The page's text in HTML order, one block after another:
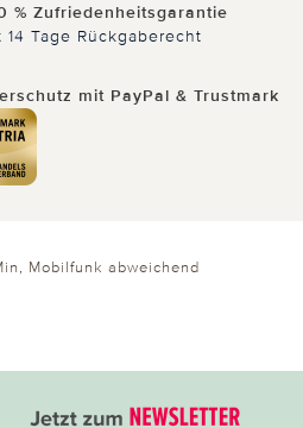
% Zufriedenheitsgarantie
14 Tage Rückgaberecht
mit PayPal & Trustmark
Mobilfunk abweichend